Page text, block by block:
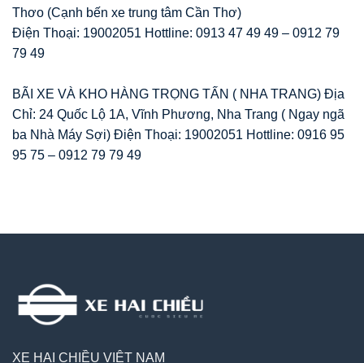
Thơo (Cạnh bến xe trung tâm Cần Thơ)
Điện Thoại: 19002051 Hottline: 0913 47 49 49 – 0912 79
79 49
BÃI XE VÀ KHO HÀNG TRỌNG TẤN ( NHA TRANG) Địa
Chỉ: 24 Quốc Lộ 1A, Vĩnh Phương, Nha Trang ( Ngay ngã
ba Nhà Máy Sợi) Điện Thoại: 19002051 Hottline: 0916 95
95 75 – 0912 79 79 49
XE HAI CHIỀU VIỆT NAM